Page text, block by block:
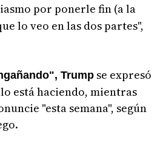
por ponerle fin (a la
lo veo en las dos partes",
Trumpse expresó
está haciendo, mientras
"esta semana", según